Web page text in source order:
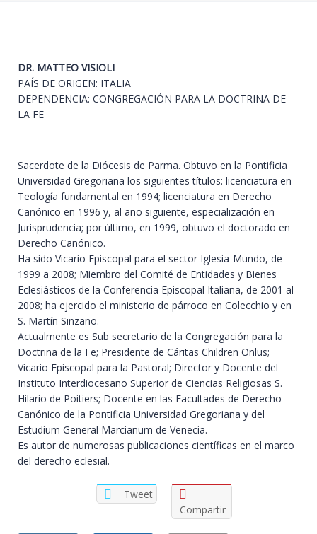
DR. MATTEO VISIOLI
PAÍS DE ORIGEN: ITALIA
DEPENDENCIA: CONGREGACIÓN PARA LA DOCTRINA DE
LA FE
Sacerdote de la Diócesis de Parma. Obtuvo en la Pontificia
Universidad Gregoriana los siguientes títulos: licenciatura en
Teología fundamental en 1994; licenciatura en Derecho
Canónico en 1996 y, al año siguiente, especialización en
Jurisprudencia; por último, en 1999, obtuvo el doctorado en
Derecho Canónico.
Ha sido Vicario Episcopal para el sector Iglesia-Mundo, de
1999 a 2008; Miembro del Comité de Entidades y Bienes
Eclesiásticos de la Conferencia Episcopal Italiana, de 2001 al
2008; ha ejercido el ministerio de párroco en Colecchio y en
S. Martín Sinzano.
Actualmente es Sub secretario de la Congregación para la
Doctrina de la Fe; Presidente de Cáritas Children Onlus;
Vicario Episcopal para la Pastoral; Director y Docente del
Instituto Interdiocesano Superior de Ciencias Religiosas S.
Hilario de Poitiers; Docente en las Facultades de Derecho
Canónico de la Pontificia Universidad Gregoriana y del
Estudium General Marcianum de Venecia.
Es autor de numerosas publicaciones científicas en el marco
del derecho eclesial.
Tweet
Compartir